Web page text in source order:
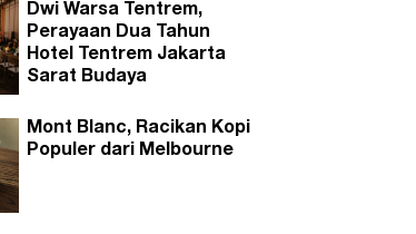
Dwi Warsa Tentrem,
Perayaan Dua Tahun
Hotel Tentrem Jakarta
Sarat Budaya
Mont Blanc, Racikan Kopi
Populer dari Melbourne